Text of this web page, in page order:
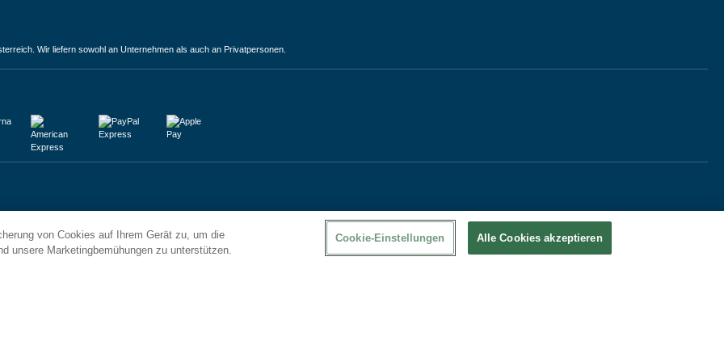
Wir liefern sowohl an Unternehmen als auch an Privatpersonen.
von Cookies auf Ihrem Gerät zu, um die
unsere Marketingbemühungen zu unterstützen.
Cookie-Einstellungen Alle Cookies akzeptieren